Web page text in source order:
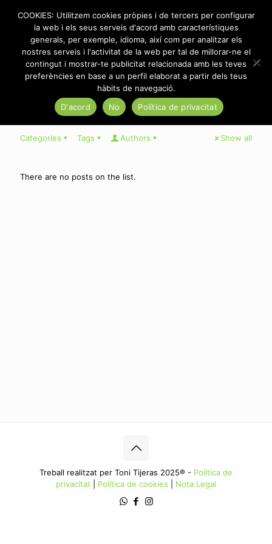
Szeroki wybór turniejów i jackpotów, dający zawodnikom
świetną okazję do odwiedzenia zwiększenia swoich
ewentualności na zwycięstwo. –
Categories Tags Authors Show all
There are no posts on the list.
Treball realitzat per Toni Tijeras 2025® - Política de
privacitat
Política de cookies Nota Legal
COOKIES: Utilitzem cookies pròpies i de tercers per configurar
la web i els seus serveis d'acord amb característiques
generals, per exemple, idioma, així com per analitzar els
nostres serveis i l'activitat de la web per tal de millorar-ne el
contingut i mostrar-te publicitat relacionada amb les teves
preferències en base a un perfil elaborat a partir dels teus
hàbits de navegació.
D'acord
No Política de privacitat